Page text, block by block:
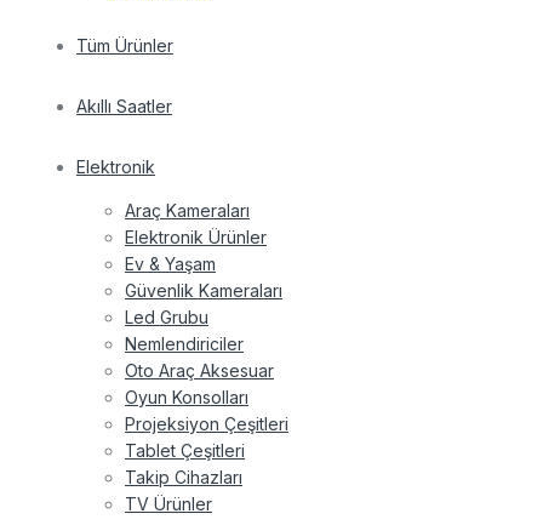
Tüm Ürünler
Akıllı Saatler
Elektronik
Araç Kameraları
Elektronik Ürünler
Ev & Yaşam
Güvenlik Kameraları
Led Grubu
Nemlendiriciler
Oto Araç Aksesuar
Oyun Konsolları
Projeksiyon Çeşitleri
Tablet Çeşitleri
Takip Cihazları
TV Ürünler